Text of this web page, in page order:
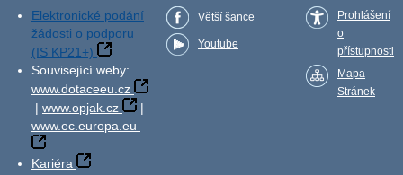
Elektronické podání
žádosti o podporu
(IS KP21+)
Související weby:
www.dotaceeu.cz
| www.opjak.cz
|
www.ec.europa.eu
Kariéra
Větší šance
Youtube
Prohlášení
o
přístupnosti
Mapa
Stránek